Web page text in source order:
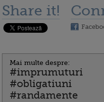
Share it!
Mai multe despre:
#imprumuturi
#obligatiuni
#randamente